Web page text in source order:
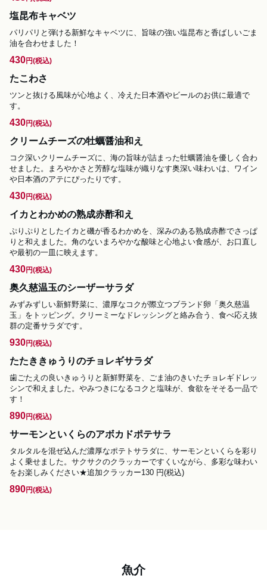
塩昆布キャベツ
パリパリと弾ける新鮮なキャベツに、旨味の強い塩昆布と香ばしいごま
油を合わせました！
430円(税込)
たこわさ
ツンと抜ける風味が心地よく、冷えた日本酒やビールのお供に最適で
す。
430円(税込)
クリームチーズの牡蠣醤油和え
コク深いクリームチーズに、海の旨味が詰まった牡蠣醤油を優しく合わ
せました。まろやかさと芳醇な塩味が織りなす奥深い味わいは、ワイン
や日本酒のアテにぴったりです。
430円(税込)
イカとわかめの熟成赤酢和え
ぷりぷりとしたイカと磯が香るわかめを、深みのある熟成赤酢でさっぱ
りと和えました。角のないまろやかな酸味と心地よい食感が、お口直し
や最初の一皿に映えます。
430円(税込)
奥久慈温玉のシーザーサラダ
みずみずしい新鮮野菜に、濃厚なコクが際立つブランド卵「奥久慈温
玉」をトッピング。クリーミーなドレッシングと絡み合う、食べ応え抜
群の定番サラダです。
930円(税込)
たたききゅうりのチョレギサラダ
歯ごたえの良いきゅうりと新鮮野菜を、ごま油のきいたチョレギドレッ
シンで和えました。やみつきになるコクと塩味が、食欲をそそる一品で
す！
890円(税込)
サーモンといくらのアボカドポテサラ
タルタルを混ぜ込んだ濃厚なポテトサラダに、サーモンといくらを彩り
よく乗せました。サクサクのクラッカーですくいながら、多彩な味わい
をお楽しみください★追加クラッカー130 円(税込)
890円(税込)
魚介